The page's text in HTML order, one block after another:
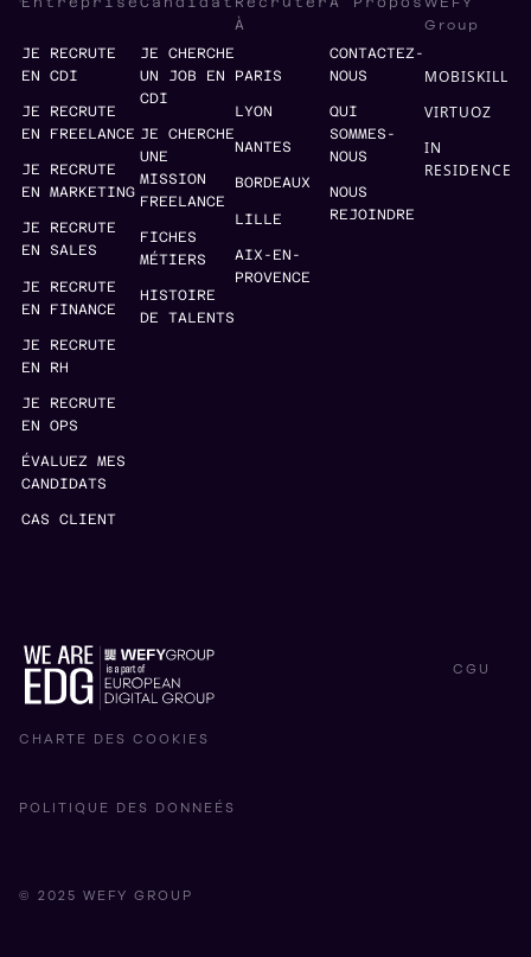
JE RECRUTE
EN CDI
JE RECRUTE
EN FREELANCE
JE RECRUTE
EN MARKETING
JE RECRUTE
EN SALES
JE RECRUTE
EN FINANCE
JE RECRUTE
EN RH
JE RECRUTE
EN OPS
ÉVALUEZ MES
CANDIDATS
CAS CLIENT
JE CHERCHE
UN JOB EN
CDI
JE CHERCHE
UNE
MISSION
FREELANCE
FICHES
MÉTIERS
HISTOIRE
DE TALENTS
À
PARIS
LYON
NANTES
BORDEAUX
LILLE
AIX-EN-
PROVENCE
CONTACTEZ-
NOUS
QUI
SOMMES-
NOUS
NOUS
REJOINDRE
Group
MOBISKILL
VIRTUOZ
IN
RESIDENCE
© 2025 WEFY GROUP
CHARTE DES COOKIES
POLITIQUE DES DONNEÉS
CGU